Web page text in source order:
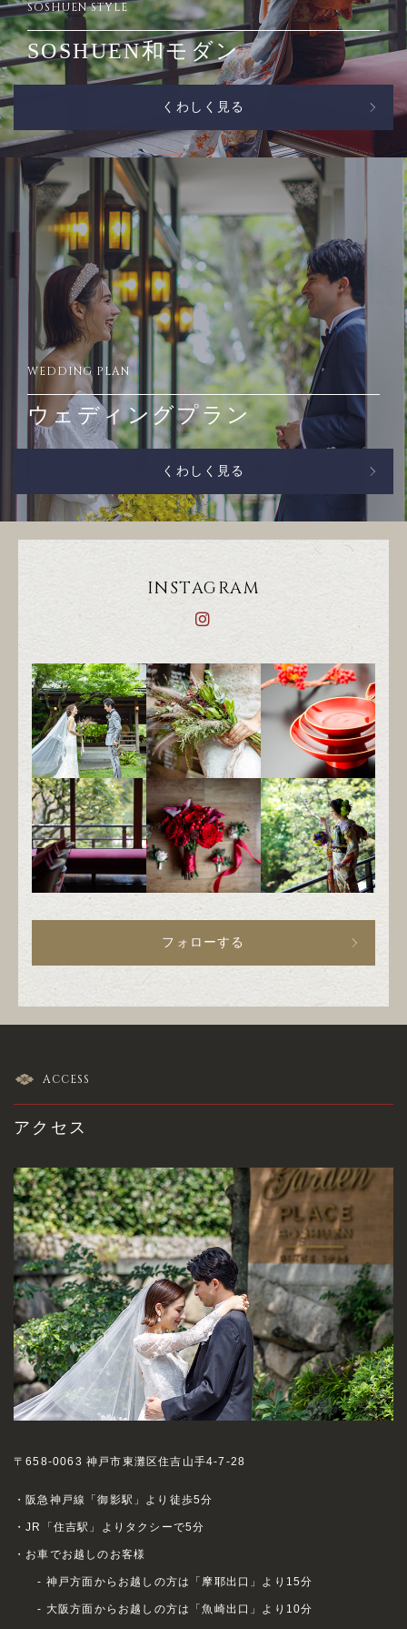
SOSHUEN STYLE
SOSHUEN和モダン
くわしく見る
WEDDING PLAN
ウェディングプラン
くわしく見る
INSTAGRAM
フォローする
ACCESS
アクセス
〒658-0063 神戸市東灘区住吉山手4-7-28
・阪急神戸線「御影駅」より徒歩5分
・JR「住吉駅」よりタクシーで5分
・お車でお越しのお客様
- 神戸方面からお越しの方は「摩耶出口」より15分
- 大阪方面からお越しの方は「魚崎出口」より10分